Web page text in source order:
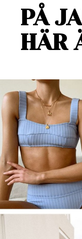
PÅ
HÄR